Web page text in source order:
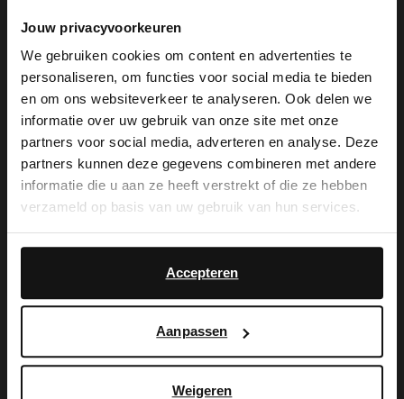
Jouw privacyvoorkeuren
We gebruiken cookies om content en advertenties te
personaliseren, om functies voor social media te bieden
en om ons websiteverkeer te analyseren. Ook delen we
informatie over uw gebruik van onze site met onze
partners voor social media, adverteren en analyse. Deze
partners kunnen deze gegevens combineren met andere
informatie die u aan ze heeft verstrekt of die ze hebben
verzameld op basis van uw gebruik van hun services.
Accepteren
Aanpassen
Weigeren
44.00
×
View this website in English?
It looks like your language isn't Dutch. Would
you like to switch to English?
English